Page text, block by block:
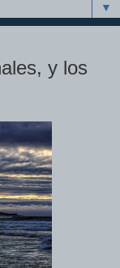
▼
y los